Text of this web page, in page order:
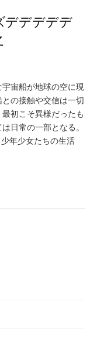
デデデデデ
宙船が地球の空に現
の接触や交信は一切
初こそ異様だったも
日常の一部となる。
年少女たちの生活